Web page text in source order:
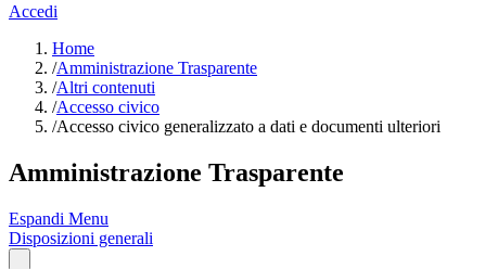
Accedi
Home
/Amministrazione Trasparente
/Altri contenuti
/Accesso civico
/Accesso civico generalizzato a dati e documenti ulteriori
Amministrazione Trasparente
Espandi Menu
Disposizioni generali